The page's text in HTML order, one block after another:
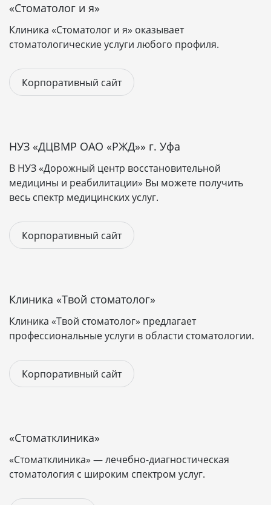
Стоимость сайта для
медицинской организации
Digital-студия Пандаворкс занимается созданием
сайтов для медицинских организаций. В
минимальную стоимость входят достаточная
для правильного функционирования вашего сайта и
хорошего ранжирования в поисковых системах. С
примерами наших работ вы можете ознакомиться
ниже.
с продуманным интерфейсом, оптимальным для
медицинской тематики:
После завершения разработки передаём готовый
сайт с доменом и бесплатным хостингом на месяц.
оптимально решает ваши задачи, заполните,
пожалуйста,бриф,и мы рассчитаем точную
«Стоматолог и я»
Клиника «Стоматолог и я» оказывает
стоматологические услуги любого профиля.
Корпоративный сайт
НУЗ «ДЦВМР ОАО «РЖД»» г. Уфа
В НУЗ «Дорожный центр восстановительной
медицины и реабилитации» Вы можете получить
весь спектр медицинских услуг.
Корпоративный сайт
Клиника «Твой стоматолог»
Клиника «Твой стоматолог» предлагает
профессиональные услуги в области стоматологии.
Корпоративный сайт
«Стоматклиника»
«Стоматклиника» — лечебно-диагностическая
стоматология с широким спектром услуг.